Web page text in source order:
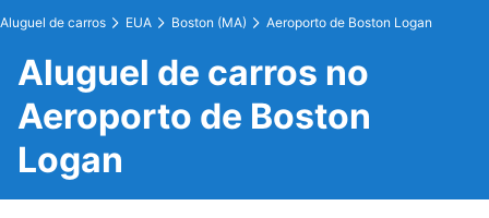
Aluguel de carros EUA Boston (MA) Aeroporto de Boston Logan
Aluguel de carros no
Aeroporto de Boston
Logan